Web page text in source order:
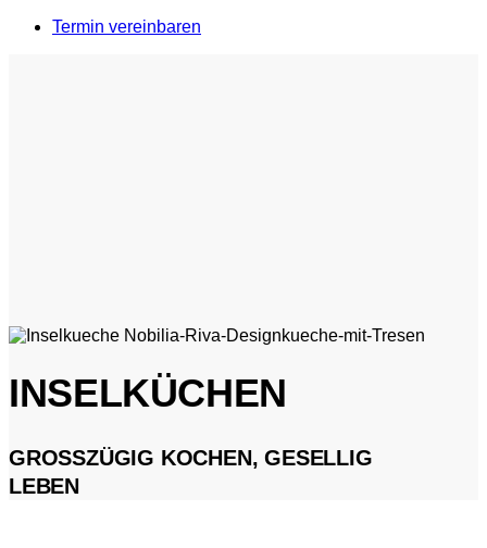
Termin vereinbaren
INSELKÜCHEN
GROSSZÜGIG KOCHEN, GESELLIG L
EBEN